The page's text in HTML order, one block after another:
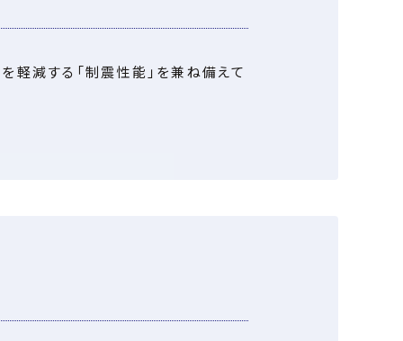
軽減する「制震性能」を兼ね備えて